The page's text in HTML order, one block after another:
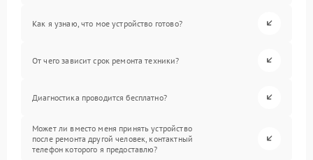
Как я узнаю, что мое устройство готово?
От чего зависит срок ремонта техники?
Диагностика проводится бесплатно?
Может ли вместо меня принять устройство
после ремонта другой человек, контактный
телефон которого я предоставлю?